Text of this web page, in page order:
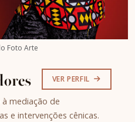
Foto Arte
VER PERFIL
mediação de
e intervenções cênicas.